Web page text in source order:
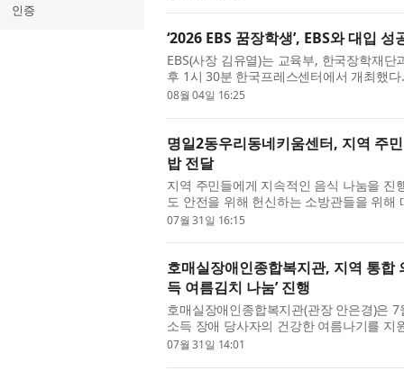
인증
‘2026 EBS 꿈장학생’, EBS와 대입
EBS(사장 김유열)는 교육부, 한국장학재단
후 1시 30분 한국프레스센터에서 개최했다
장학생’은 올해까지 16년간 총 298명의 장
08월 04일 16:25
명일2동우리동네키움센터, 지역 주
밥 전달
지역 주민들에게 지속적인 음식 나눔을
도 안전을 위해 헌신하는 소방관들을 위
119안전센터를 방문해 아침 일찍부터 만
07월 31일 16:15
호매실장애인종합복지관, 지역 통합
득 여름김치 나눔’ 진행
호매실장애인종합복지관(관장 안은경)은
소득 장애 당사자의 건강한 여름나기를 지
고 밝혔다. 호매실메디유니온은 호매실동
07월 31일 14:01